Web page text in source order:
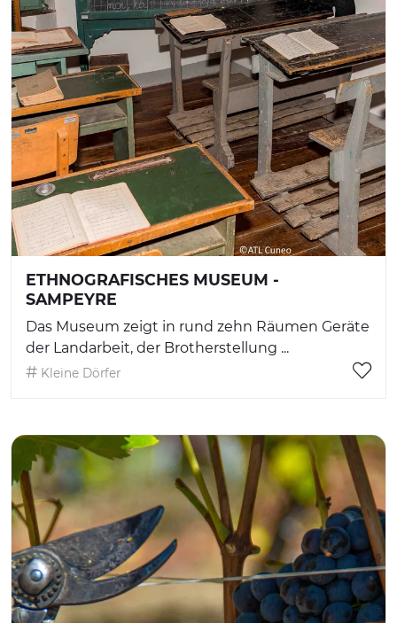
ETHNOGRAFISCHES MUSEUM -
SAMPEYRE
Das Museum zeigt in rund zehn Räumen Geräte
der Landarbeit, der Brotherstellung ...
Kleine Dörfer